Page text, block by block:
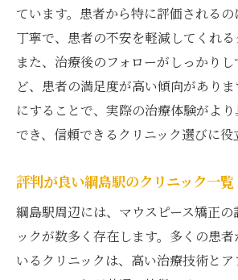
ています。患者から特に評価される
丁寧で、患者の不安を軽減してくれる
また、治療後のフォローがしっかり
ど、患者の満足度が高い傾向があり
にすることで、実際の治療体験がよ
でき、信頼できるクリニック選びに役
評判が良い綱島駅のクリニック一覧
綱島駅周辺には、マウスピース矯正
ックが数多く存在します。多くの患
いるクリニックは、高い治療技術と